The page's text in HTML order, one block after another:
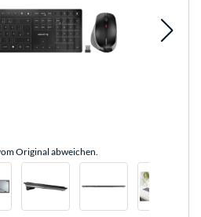
Original abweichen.